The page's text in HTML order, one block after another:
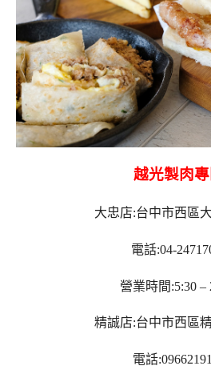
越光製肉專
大忠店:台中市西區
電話:04-
營業時間:5:30 –
精誠店:台中市西區
電話